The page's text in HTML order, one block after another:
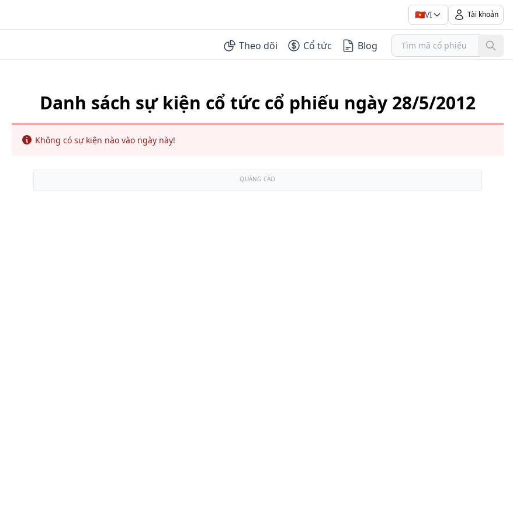
🇻🇳VI Tài khoản
Theo dõi Cổ tức Blog
Danh sách sự kiện cổ tức cổ phiếu ngày 28/5/2012
Info
Không có sự kiện nào vào ngày này!
QUẢNG CÁO